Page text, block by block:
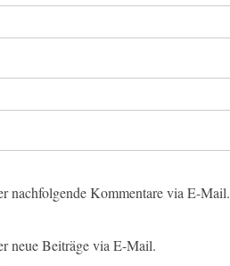
nachfolgende Kommentare via E-Mail.
neue Beiträge via E-Mail.